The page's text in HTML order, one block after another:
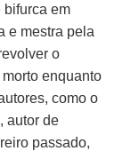
bifurca em
e mestra pela
o
enquanto
como o
, autor de
passado,